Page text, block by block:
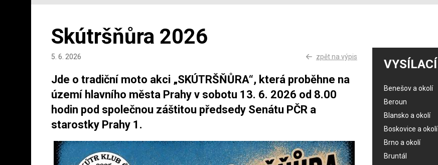
Skútršňůra 2026
5. 6. 2026 zpět na výpis
Jde o tradiční moto akci „SKÚTRŠŇŮRA“, která proběhne na
území hlavního města Prahy v sobotu 13. 6. 2026 od 8.00
hodin pod společnou záštitou předsedy Senátu PČR a
starostky Prahy 1.
VYSÍLACÍ
Benešov a okolí
Beroun
Blansko a okolí
Boskovice a okolí
Brno a okolí
Bruntál